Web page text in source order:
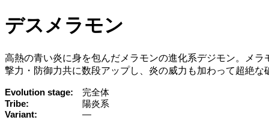
デスメラモン
高熱の青い炎に身を包んだメラモンの進化系デジモン。メ
撃力・防御力共に数段アップし、炎の威力も加わって超絶
Evolution stage
完全体
Tribe
陽炎系
Variant
—